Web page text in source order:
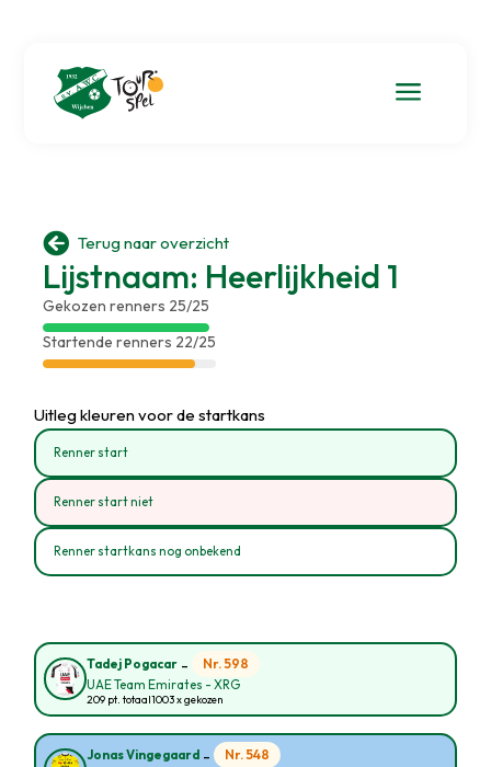
a
 Terug naar overzicht
Lijstnaam: Heerlijkheid 1
Gekozen renners 25/25
Startende renners 22/25
Uitleg kleuren voor de startkans
Renner start
Renner start niet
Renner startkans nog onbekend
Tadej Pogacar - Nr. 598
UAE Team Emirates - XRG
209 pt. totaal1003 x gekozen
Jonas Vingegaard - Nr. 548